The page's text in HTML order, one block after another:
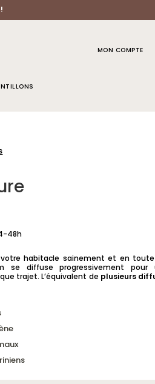
MON COMPTE
48h
habitacle sainement et en
se diffuse progressivement pour
trajet. L’équivalent de plusieurs